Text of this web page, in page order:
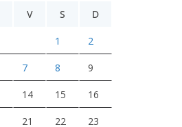
V S D
1 2
7 8 9
14 15 16
21 22 23